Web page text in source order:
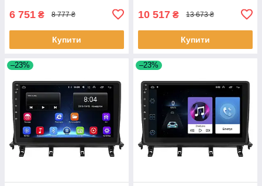
6 751 ₴ 8 777 ₴
Купити
10 517 ₴ 13 673 ₴
Купити
–23% –23%